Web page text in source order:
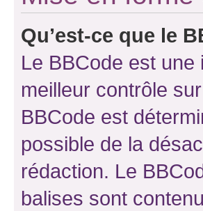
Qu’est-ce que le
Le BBCode est une
meilleur contrôle
BBCode est
possible de la
rédaction. Le
balises sont